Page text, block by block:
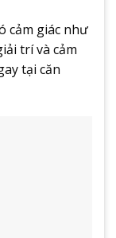
cảm giác như
trí và cảm
tại căn